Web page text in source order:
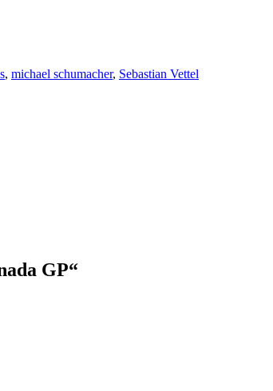
, michael schumacher, Sebastian Vettel
GP“